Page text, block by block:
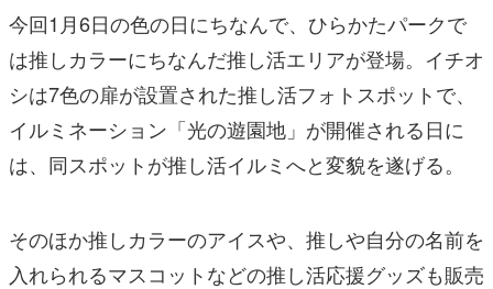
今回1月6日の色の日にちなんで、ひらかたパークで
は推しカラーにちなんだ推し活エリアが登場。イチオ
シは7色の扉が設置された推し活フォトスポットで、
イルミネーション「光の遊園地」が開催される日に
は、同スポットが推し活イルミへと変貌を遂げる。
そのほか推しカラーのアイスや、推しや自分の名前を
入れられるマスコットなどの推し活応援グッズも販売